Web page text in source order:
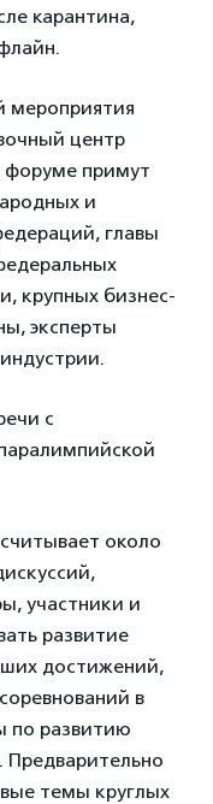
карантина,
мероприятия
центр
форуме примут
и
главы
крупных бизнес-
эксперты
с
около
участники и
развитие
достижений,
в
по развитию
Предварительно
темы круглых